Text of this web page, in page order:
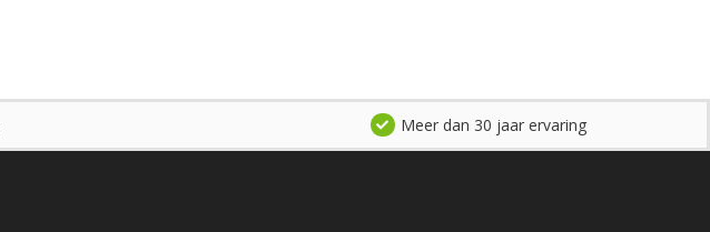
Meer dan 30 jaar ervaring